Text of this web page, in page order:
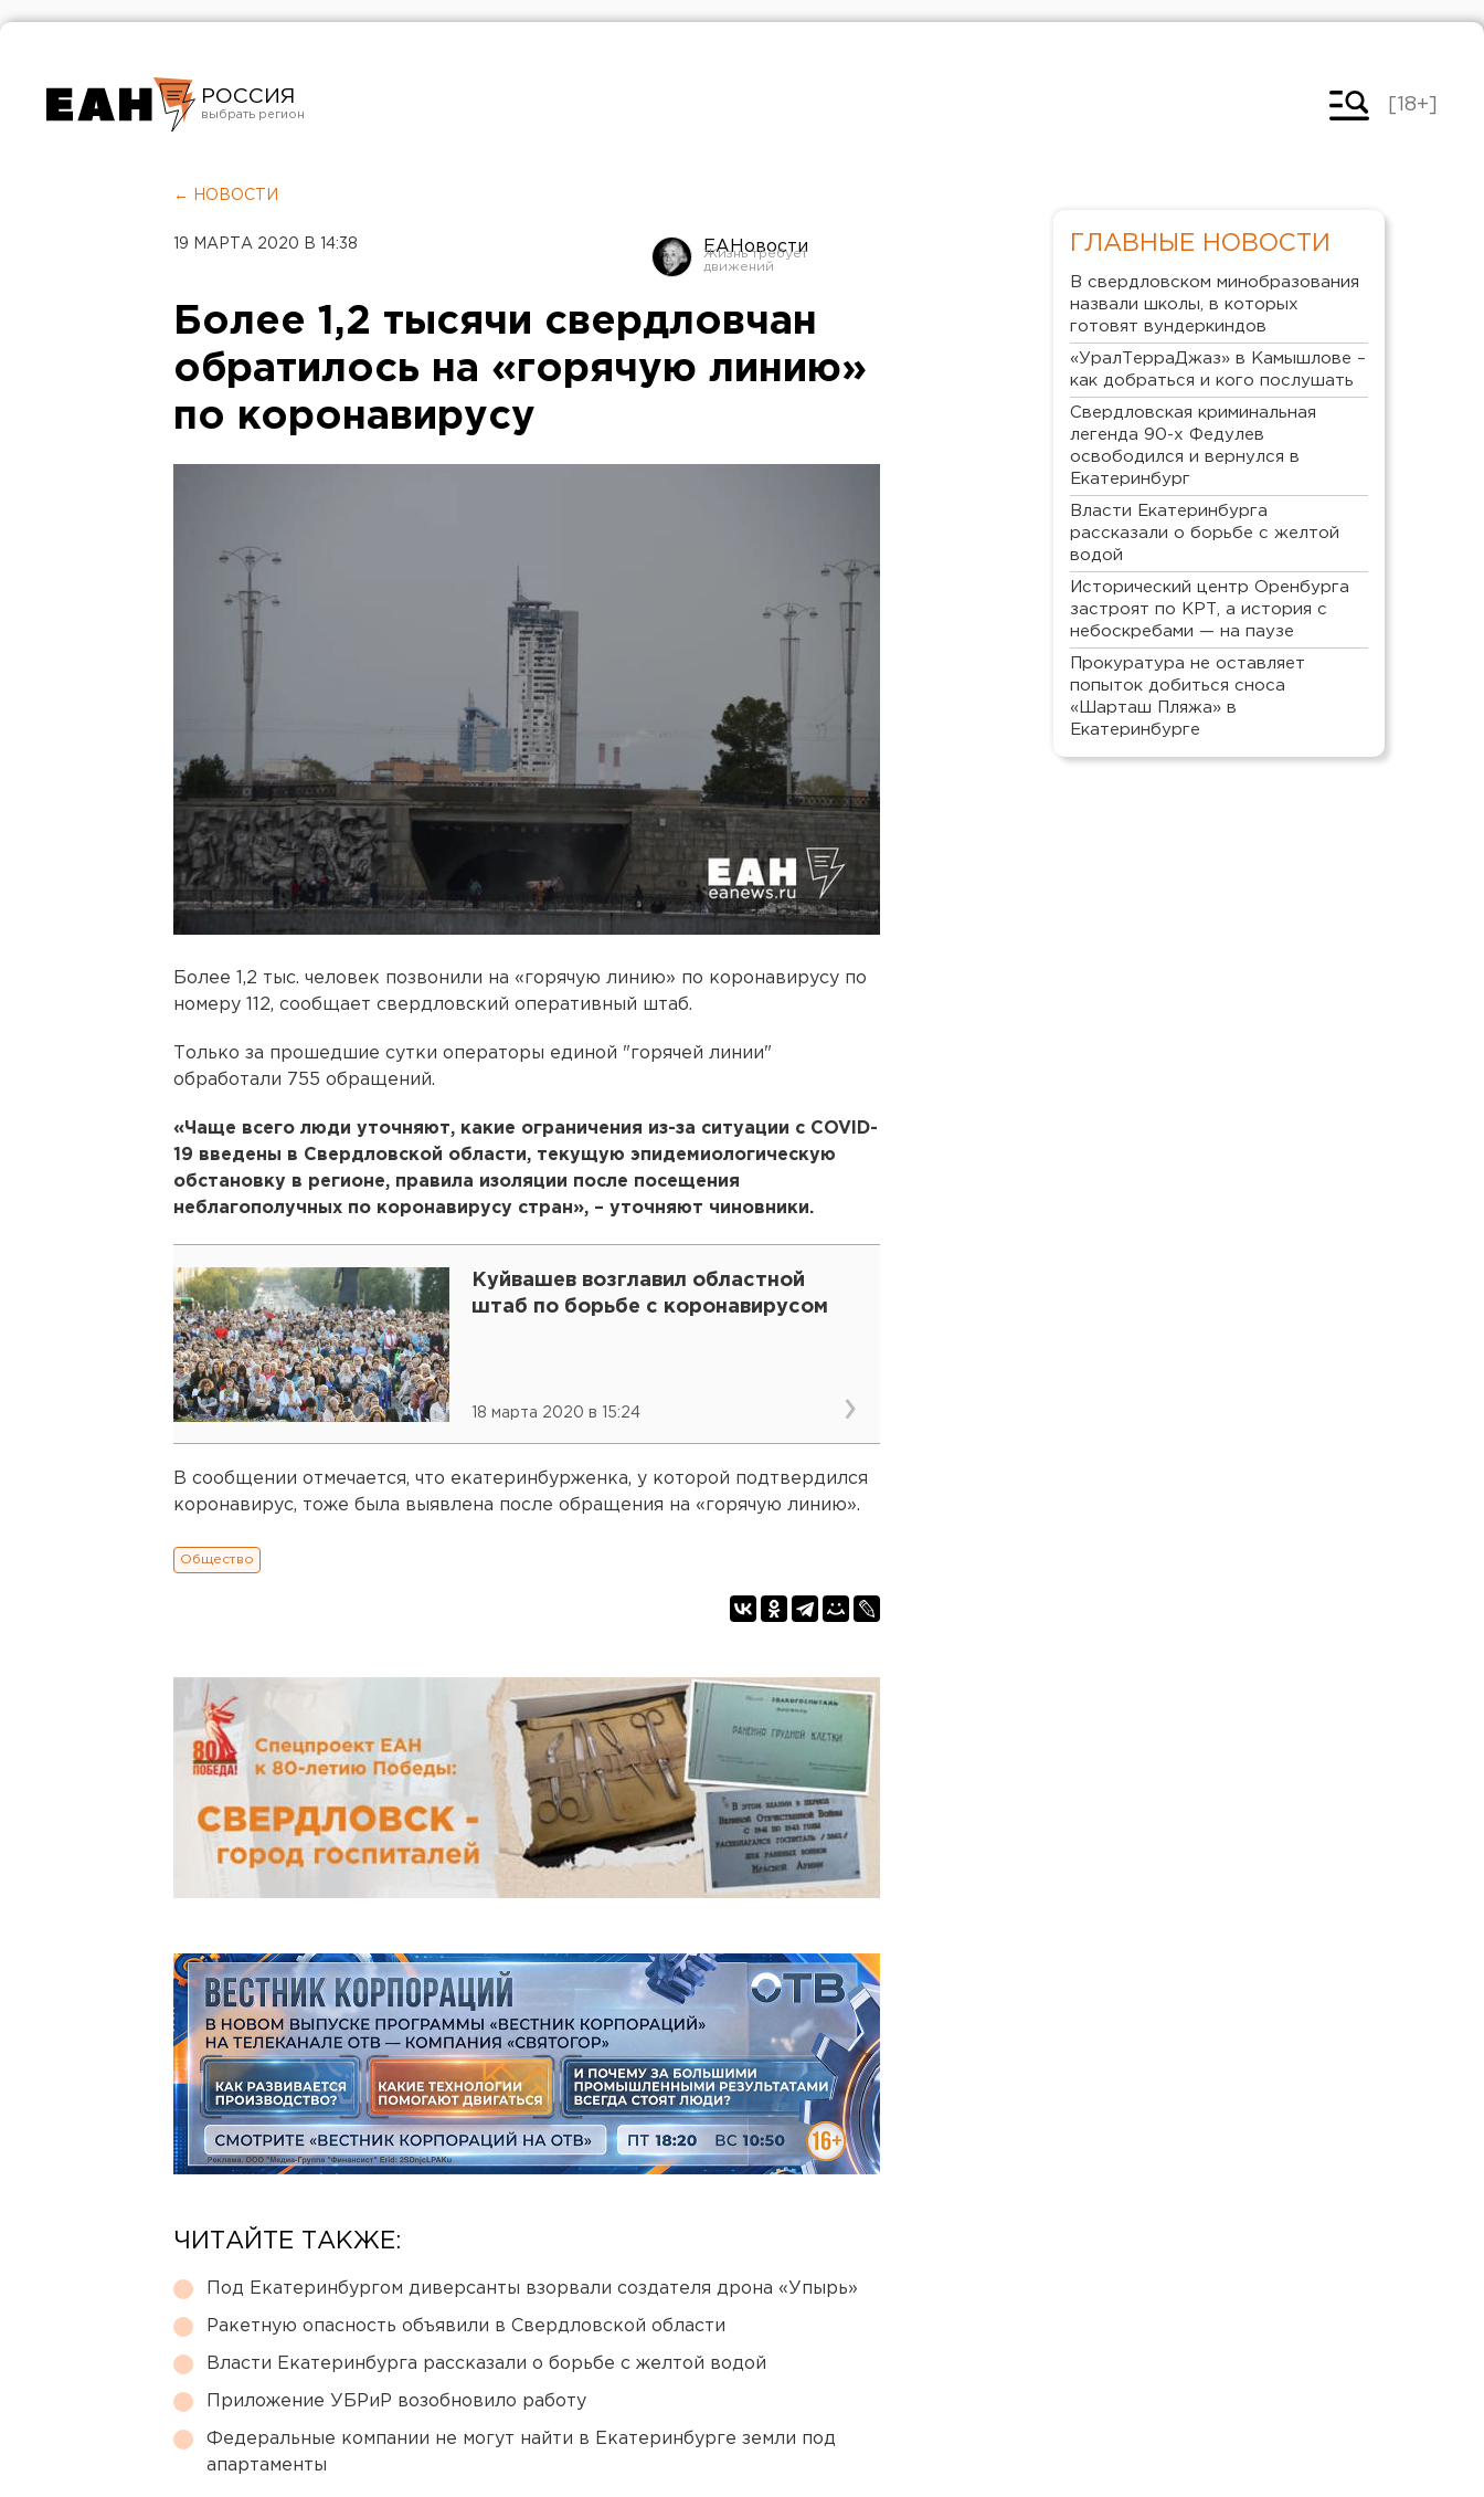
РОССИЯ
Челябинск
[18+]
← НОВОСТИ
19 МАРТА 2020 В 14:38 ЕАНовости
Более 1,2 тысячи свердловчан
обратилось на «горячую линию»
по коронавирусу
Более 1,2 тыс. человек позвонили на «горячую линию» по коронавирусу по
номеру 112, сообщает свердловский оперативный штаб.
Только за прошедшие сутки операторы единой "горячей линии"
обработали 755 обращений.
«Чаще всего люди уточняют, какие ограничения из-за ситуации с COVID-
19 введены в Свердловской области, текущую эпидемиологическую
обстановку в регионе, правила изоляции после посещения
неблагополучных по коронавирусу стран», – уточняют чиновники.
Куйвашев возглавил областной
штаб по борьбе с коронавирусом
18 марта 2020 в 15:24
В сообщении отмечается, что екатеринбурженка, у которой подтвердился
коронавирус, тоже была выявлена после обращения на «горячую линию».
Общество
ЧИТАЙТЕ ТАКЖЕ:
Под Екатеринбургом диверсанты взорвали создателя дрона «Упырь»
Ракетную опасность объявили в Свердловской области
Власти Екатеринбурга рассказали о борьбе с желтой водой
Приложение УБРиР возобновило работу
Федеральные компании не могут найти в Екатеринбурге земли под
апартаменты
ГЛАВНЫЕ НОВОСТИ
В свердловском минобразования
назвали школы, в которых
готовят вундеркиндов
«УралТерраДжаз» в Камышлове –
как добраться и кого послушать
Свердловская криминальная
легенда 90-х Федулев
освободился и вернулся в
Екатеринбург
Власти Екатеринбурга
рассказали о борьбе с желтой
водой
Исторический центр Оренбурга
застроят по КРТ, а история с
небоскребами — на паузе
Прокуратура не оставляет
попыток добиться сноса
«Шарташ Пляжа» в
Екатеринбурге